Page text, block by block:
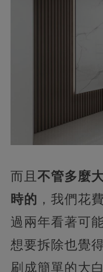
而且 不管多麼
時的 ，我們花
過兩年看著可
想要拆除也覺
刷成簡單的大白